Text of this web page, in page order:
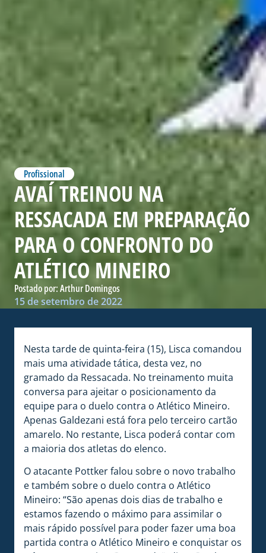
Profissional
AVAÍ TREINOU NA
RESSACADA EM PREPARAÇÃO
PARA O CONFRONTO DO
ATLÉTICO MINEIRO
Postado por:Arthur Domingos
15 de setembro de 2022
Nesta tarde de quinta-feira (15), Lisca comandou
mais uma atividade tática, desta vez, no
gramado da Ressacada. No treinamento muita
conversa para ajeitar o posicionamento da
equipe para o duelo contra o Atlético Mineiro.
Apenas Galdezani está fora pelo terceiro cartão
amarelo. No restante, Lisca poderá contar com
a maioria dos atletas do elenco.
O atacante Pottker falou sobre o novo trabalho
e também sobre o duelo contra o Atlético
Mineiro: “São apenas dois dias de trabalho e
estamos fazendo o máximo para assimilar o
mais rápido possível para poder fazer uma boa
partida contra o Atlético Mineiro e conquistar os